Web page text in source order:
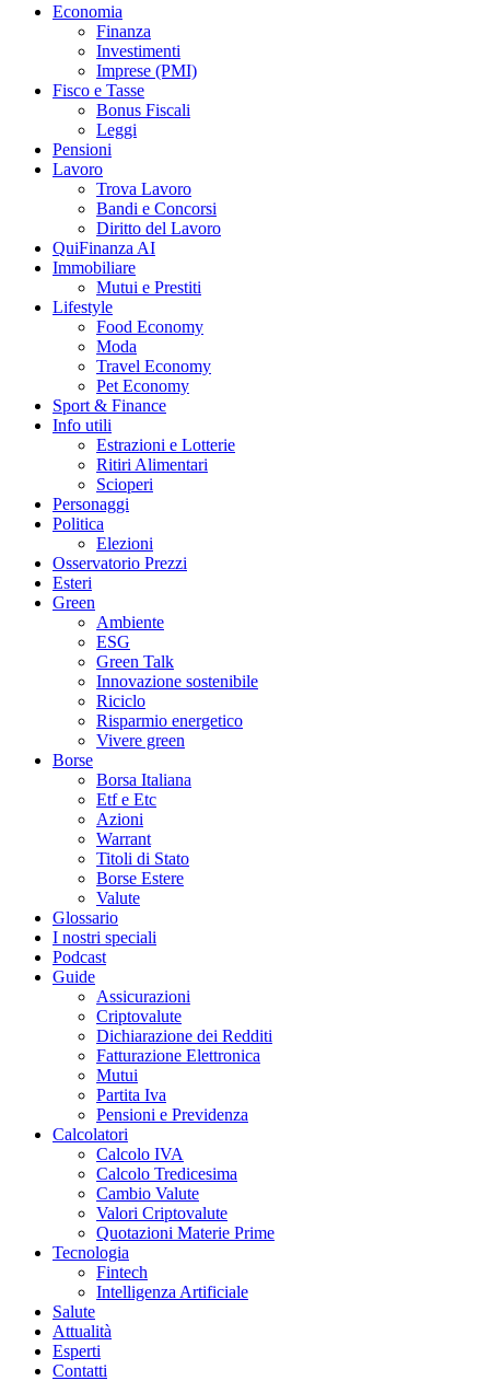
Economia
Finanza
Investimenti
Imprese (PMI)
Fisco e Tasse
Bonus Fiscali
Leggi
Pensioni
Lavoro
Trova Lavoro
Bandi e Concorsi
Diritto del Lavoro
QuiFinanza AI
Immobiliare
Mutui e Prestiti
Lifestyle
Food Economy
Moda
Travel Economy
Pet Economy
Sport & Finance
Info utili
Estrazioni e Lotterie
Ritiri Alimentari
Scioperi
Personaggi
Politica
Elezioni
Osservatorio Prezzi
Esteri
Green
Ambiente
ESG
Green Talk
Innovazione sostenibile
Riciclo
Risparmio energetico
Vivere green
Borse
Borsa Italiana
Etf e Etc
Azioni
Warrant
Titoli di Stato
Borse Estere
Valute
Glossario
I nostri speciali
Podcast
Guide
Assicurazioni
Criptovalute
Dichiarazione dei Redditi
Fatturazione Elettronica
Mutui
Partita Iva
Pensioni e Previdenza
Calcolatori
Calcolo IVA
Calcolo Tredicesima
Cambio Valute
Valori Criptovalute
Quotazioni Materie Prime
Tecnologia
Fintech
Intelligenza Artificiale
Salute
Attualità
Esperti
Contatti